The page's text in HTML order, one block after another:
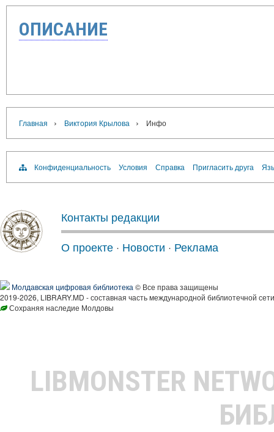
ОПИСАНИЕ
Главная › Виктория Крылова › Инфо
Конфиденциальность Условия Справка Пригласить друга
Контакты редакции
О проекте · Новости · Реклама
Молдавская цифровая библиотека © Все права защищены
2019-2026, LIBRARY.MD - составная часть международной библиотечной
Сохраняя наследие Молдовы
LIBMONSTER